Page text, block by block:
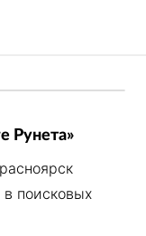
Рунета»
поисковых